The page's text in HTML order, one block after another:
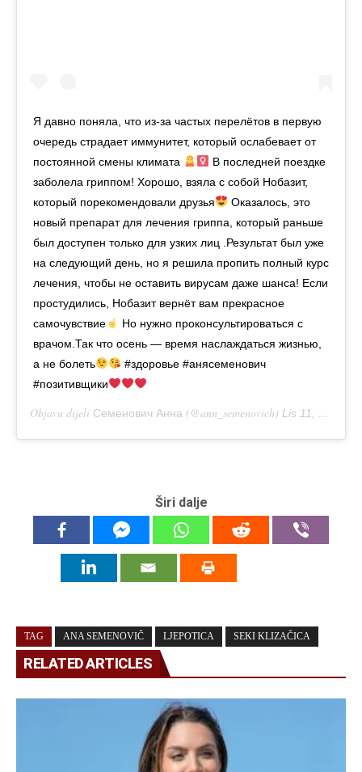
Я давно поняла, что из-за частых перелётов в первую
очередь страдает иммунитет, который ослабевает от
постоянной смены климата
В последней поездке
заболела гриппом! Хорошо, взяла с собой Нобазит,
который порекомендовали друзья
Оказалось, это
новый препарат для лечения гриппа, который раньше
был доступен только для узких лиц .Результат был уже
на следующий день, но я решила пропить полный курс
лечения, чтобы не оставить вирусам даже шанса! Если
простудились, Нобазит вернёт вам прекрасное
самочувствие
Но нужно проконсультироваться с
врачом.Так что осень — время наслаждаться жизнью,
а не болеть
#здоровье #анясеменович
#позитивщики
Objavu dijeli Семенович Анна (@ann_semenovich) Lis 11, 2018 u 2:29 PDT
Širi dalje
TAG ANA SEMENOVIČ LJEPOTICA SEKI KLIZAČICA
RELATED ARTICLES